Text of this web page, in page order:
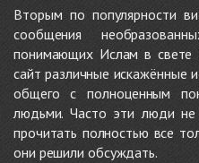
Вторым по популярности
сообщения
понимающих Ислам в свете
сайт различные искажённые
общего с полноценным
людьми. Часто эти люди
прочитать полностью все
они решили обсуждать.